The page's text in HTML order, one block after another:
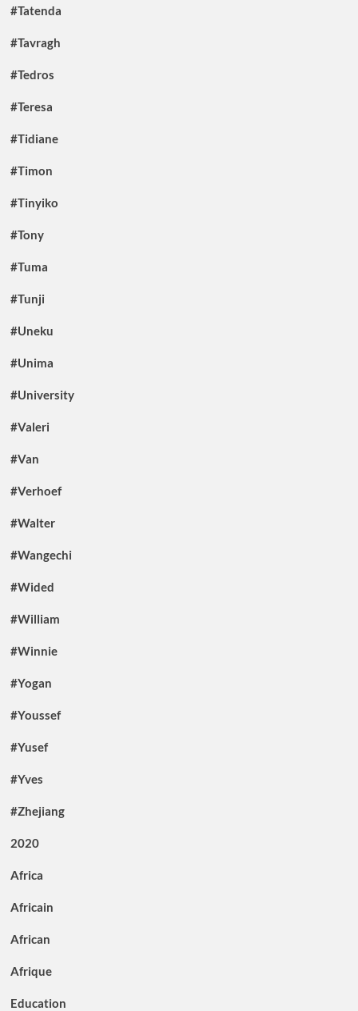
#Tatenda
#Tavragh
#Tedros
#Teresa
#Tidiane
#Timon
#Tinyiko
#Tony
#Tuma
#Tunji
#Uneku
#Unima
#University
#Valeri
#Van
#Verhoef
#Walter
#Wangechi
#Wided
#William
#Winnie
#Yogan
#Youssef
#Yusef
#Yves
#Zhejiang
2020
Africa
Africain
African
Afrique
Education